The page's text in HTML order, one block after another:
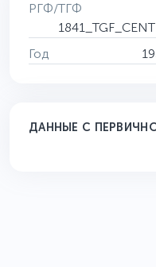
РГФ/ТГФ
Год
ДАННЫЕ С